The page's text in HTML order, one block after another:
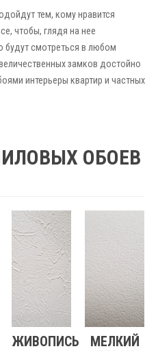
тем, кому нравится
чтобы, глядя на нее
будут смотреться в любом
замков достойно
интерьеры квартир и частных
ОБОЕВ
ЖИВОПИСЬ
МЕЛКИЙ